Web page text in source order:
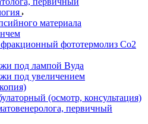
материала
фототермолиз Со2
под лампой Вуда
под увеличением
(осмотр, консультация)
первичный